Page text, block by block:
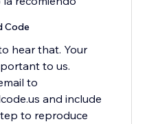
Code
hear that. Your
to us.
to
and include
to reproduce